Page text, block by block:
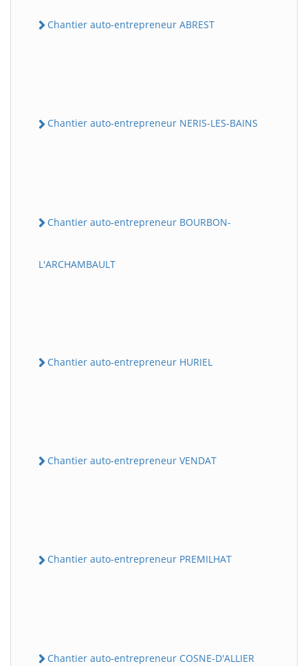
Chantier auto-entrepreneur ABREST
Chantier auto-entrepreneur NERIS-LES-BAINS
Chantier auto-entrepreneur BOURBON-
L'ARCHAMBAULT
Chantier auto-entrepreneur HURIEL
Chantier auto-entrepreneur VENDAT
Chantier auto-entrepreneur PREMILHAT
Chantier auto-entrepreneur COSNE-D'ALLIER